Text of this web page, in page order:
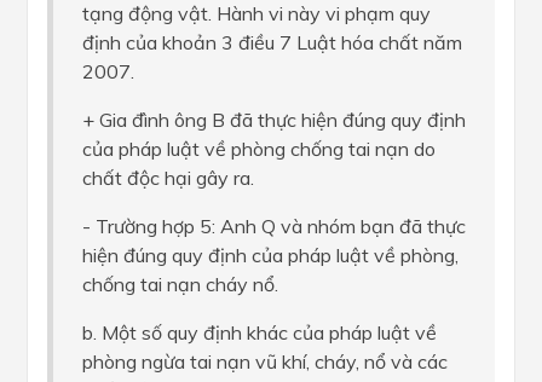
tạng động vật. Hành vi này vi phạm quy
định của khoản 3 điều 7 Luật hóa chất năm
2007.
+ Gia đình ông B đã thực hiện đúng quy định
của pháp luật về phòng chống tai nạn do
chất độc hại gây ra.
- Trường hợp 5: Anh Q và nhóm bạn đã thực
hiện đúng quy định của pháp luật về phòng,
chống tai nạn cháy nổ.
b. Một số quy định khác của pháp luật về
phòng ngừa tai nạn vũ khí, cháy, nổ và các